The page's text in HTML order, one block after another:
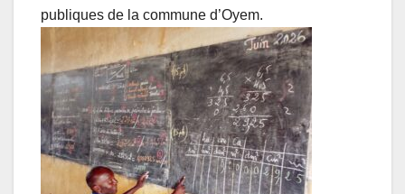
publiques de la commune d’Oyem.